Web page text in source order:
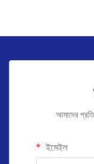
আমাদের
ইমেইল